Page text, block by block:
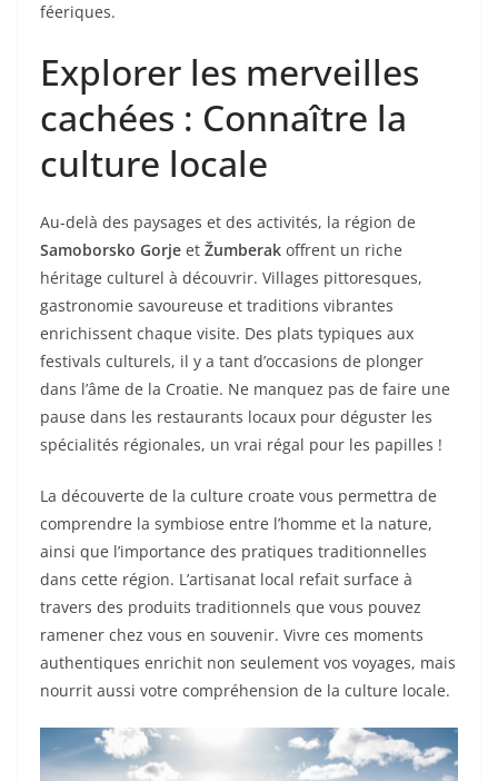
féeriques.
Explorer les merveilles
cachées : Connaître la
culture locale
Au-delà des paysages et des activités, la région de
Samoborsko Gorje et Žumberak offrent un riche
héritage culturel à découvrir. Villages pittoresques,
gastronomie savoureuse et traditions vibrantes
enrichissent chaque visite. Des plats typiques aux
festivals culturels, il y a tant d’occasions de plonger
dans l’âme de la Croatie. Ne manquez pas de faire une
pause dans les restaurants locaux pour déguster les
spécialités régionales, un vrai régal pour les papilles !
La découverte de la culture croate vous permettra de
comprendre la symbiose entre l’homme et la nature,
ainsi que l’importance des pratiques traditionnelles
dans cette région. L’artisanat local refait surface à
travers des produits traditionnels que vous pouvez
ramener chez vous en souvenir. Vivre ces moments
authentiques enrichit non seulement vos voyages, mais
nourrit aussi votre compréhension de la culture locale.